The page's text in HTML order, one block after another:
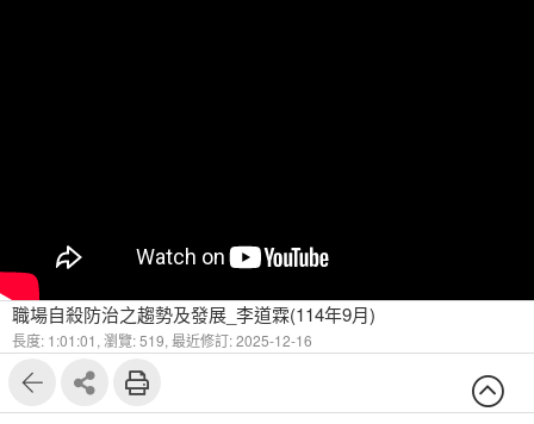
職場自殺防治之趨勢及發展_李道霖(114年9月)
長度: 1:01:01, 瀏覽: 519, 最近修訂: 2025-12-16